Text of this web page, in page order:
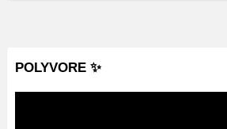
POLYVORE ✨